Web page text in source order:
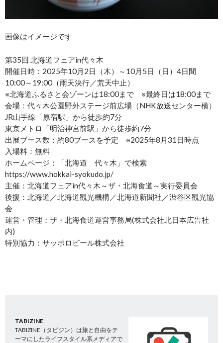
画像はイメージです
第35回 北海道フェアin代々木
開催日時：2025年10月2日（木）～10月5日（日）4日間
10:00～19:00（雨天決行／荒天中止）
※北海道ふるさと会ゾーンは18:00まで ※最終日は18:00まで
会場：代々木公園野外ステージ前広場（NHK放送センター横）
JR山手線「原宿駅」から徒歩約7分
東京メトロ「明治神宮前駅」から徒歩約7分
出展ブース数：約80ブースを予定 ※2025年8月31日時点
入場料：無料
ホームページ：「北海道 代々木」で検索
https://www.hokkai-syokudo.jp/
主催：北海道フェアin代々木～ザ・北海食道～実行委員会
後援：北海道／北海道観光機構／北海道新聞社／渋谷区観光協
会
運営・管理：ザ・北海食道運営事務局(株式会社北日本広告社
内)
特別協力：サッポロビール株式会社
TABIZINE
TABIZINE（タビジン）は旅と自由をテ
ーマにしたライフスタイル系メディアで